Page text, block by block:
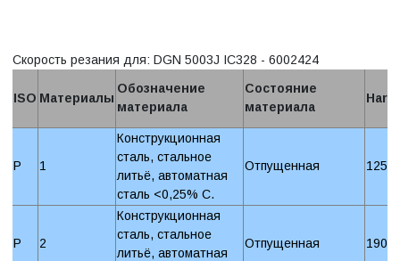
Скорость резания для: DGN 5003J IC328 - 6002424
ISO Материалы
Обозначение
материала
Состояние
материала
P 1
Конструкционная
сталь, стальное
литьё, автоматная
сталь <0,25% C.
Отпущенная 125
P 2
Конструкционная
сталь, стальное
литьё, автоматная
Отпущенная 190